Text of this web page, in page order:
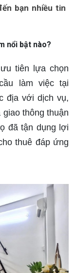
bạn nhiều tin
nổi bật nào?
tiên lựa chọn
làm việc tại
địa với dịch vụ,
thông thuận
đã tận dụng lợi
thuê đáp ứng